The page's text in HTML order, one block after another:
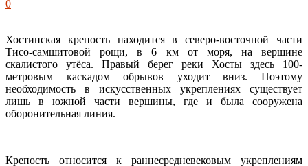
0
Хостинская крепость находится в северо-восточной части
Тисо-самшитовой рощи, в 6 км от моря, на вершине
скалистого утёса. Правый берег реки Хосты здесь 100-
метровым каскадом обрывов уходит вниз. Поэтому
необходимость в искусственных укреплениях существует
лишь в южной части вершины, где и была сооружена
оборонительная линия.
Крепость относится к раннесредневековым укреплениям